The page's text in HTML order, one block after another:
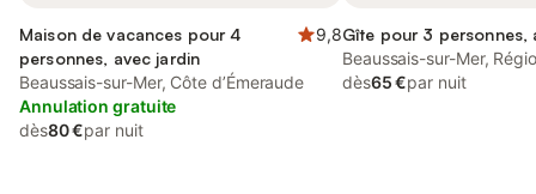
Maison de vacances pour 4
personnes, avec jardin
9,8
Beaussais-sur-Mer, Côte d’Émeraude
Annulation gratuite
dès80 €par nuit
Gîte pour 3 personnes,
Beaussais-sur-Mer,
dès65 €par nuit